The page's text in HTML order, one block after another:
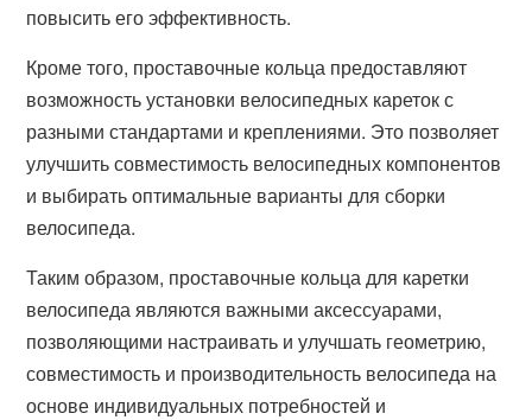
повысить его эффективность.
Кроме того, проставочные кольца предоставляют
возможность установки велосипедных кареток с
разными стандартами и креплениями. Это позволяет
улучшить совместимость велосипедных компонентов
и выбирать оптимальные варианты для сборки
велосипеда.
Таким образом, проставочные кольца для каретки
велосипеда являются важными аксессуарами,
позволяющими настраивать и улучшать геометрию,
совместимость и производительность велосипеда на
основе индивидуальных потребностей и